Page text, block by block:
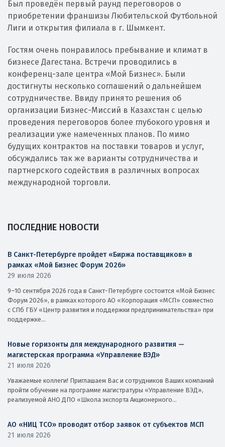
Был проведён первый раунд переговоров о
приобретении франшизы Любительской Футбольной
Лиги и открытия филиала в г. Шымкент.
Гостям очень понравилось пребывание и климат в
бизнесе Дагестана. Встречи проводились в
конференц-зале центра «Мой Бизнес». Были
достигнуты несколько соглашений о дальнейшем
сотрудничестве. Ввиду принято решения об
организации Бизнес-Миссий в Казахстан с целью
проведения переговоров более глубокого уровня и
реализации уже намеченных планов. По мимо
будущих контрактов на поставки товаров и услуг,
обсуждались так же варианты сотрудничества и
партнерского содействия в различных вопросах
международной торговли.
ПОСЛЕДНИЕ НОВОСТИ
В Санкт-Петербурге пройдет «Биржа поставщиков» в
рамках «Мой Бизнес Форум 2026»
29 июля 2026
9–10 сентября 2026 года в Санкт-Петербурге состоится «Мой Бизнес
Форум 2026», в рамках которого АО «Корпорация «МСП» совместно
с СПб ГБУ «Центр развития и поддержки предпринимательства» при
поддержке...
Новые горизонты для международного развития —
магистерская программа «Управление ВЭД»
21 июля 2026
Уважаемые коллеги! Приглашаем Вас и сотрудников Ваших компаний
пройти обучение на программе магистратуры «Управление ВЭД»,
реализуемой АНО ДПО «Школа экспорта Акционерного...
АО «НИЦ ТСО» проводит отбор заявок от субъектов МСП
21 июля 2026